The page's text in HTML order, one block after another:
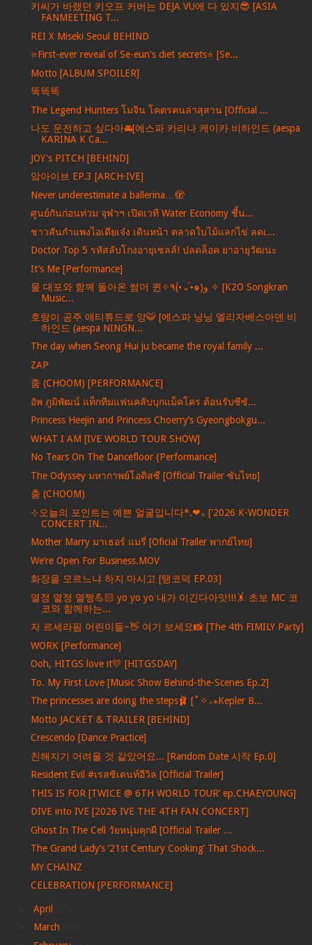
키씨가 바랬던 키오프 커버는 DEJA VU에 다 있지😎 [ASIA
FANMEETING T...
REI X Miseki Seoul BEHIND
⭐️First-ever reveal of Se-eun's diet secrets⭐️ [Se...
Motto [ALBUM SPOILER]
똑똑똑
The Legend Hunters โมจิน โคตรคนล่าสุสาน [Official ...
나도 운전하고 싶다아🚘[에스파 카리나 케이카 비하인드 (aespa
KARINA K Ca...
JOY's PITCH [BEHIND]
앜아이브 EP.3 [ARCH·IVE]
Never underestimate a ballerina…🫣
ศูนย์กันก่อนท่วม จุฬาฯ เปิดเวที Water Economy ชี้น...
ชาวสันกำแพงไอเดียเจ๋ง เดินหน้า ตลาดใบไม้แลกไข่ ลดเ...
Doctor Top 5 รหัสลับโกงอายุเซลล์! ปลดล็อค ยาอายุวัฒนะ
It’s Me [Performance]
물 대포와 함께 돌아온 썸머 퀸✧٩(•́⌄•́๑)و ✧ [K2O Songkran
Music...
호랑이 공주 애티튜드로 앙🐯 [에스파 닝닝 엘리자베스아덴 비
하인드 (aespa NINGN...
The day when Seong Hui ju became the royal family ...
ZAP
춤 (CHOOM) [PERFORMANCE]
อัพ ภูมิพัฒน์ แท็กทีมแฟนคลับบุกแม็คโคร ต้อนรับซีซั...
Princess Heejin and Princess Choerry’s Gyeongbokgu...
WHAT I AM [IVE WORLD TOUR SHOW]
No Tears On The Dancefloor {Performance]
The Odyssey มหากาพย์โอดิสซี [Official Trailer ซับไทย]
춤 (CHOOM)
⊹오늘의 포인트는 예쁜 얼굴입니다*.❤︎₊ ['2026 K-WONDER
CONCERT IN...
Mother Marry มาเธอร์ แมรี่ [Oficial Trailer พากย์ไทย]
We’re Open For Business.MOV
화장을 모르느냐 하지 마시고 [탱코덕 EP.03]
열정 열정 열쩡💪🏻 yo yo yo 내가 이긴다아앗!!!🤸 초보 MC 코
코와 함께하는...
자 르세라핌 어린이들~👋 여기 보세요📸 [The 4th FIMILY Party]
WORK [Performance]
Ooh, HITGS love it💛 [HITGSDAY]
To. My First Love [Music Show Behind-the-Scenes Ep.2]
The princesses are doing the steps🩰 [˚✧₊⁎Kepler B...
Motto JACKET & TRAILER [BEHIND]
Crescendo [Dance Practice]
친해지기 어려울 것 같았어요... [Random Date 시작 Ep.0]
Resident Evil #เรสซิเดนท์อีวิล [Official Trailer]
THIS IS FOR [TWICE @ 6TH WORLD TOUR’ ep.CHAEYOUNG]
DIVE into IVE [2026 IVE THE 4TH FAN CONCERT]
Ghost In The Cell วัยหนุ่มคุกผี [Official Trailer ...
The Grand Lady’s ‘21st Century Cooking’ That Shock...
MY CHAINZ
CELEBRATION [PERFORMANCE]
April
March